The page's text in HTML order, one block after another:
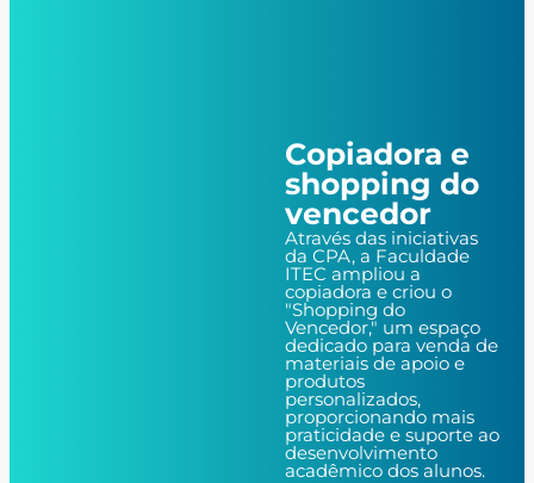
Copiadora e
shopping do
vencedor
Através das iniciativas
da CPA, a Faculdade
ITEC ampliou a
copiadora e criou o
"Shopping do
Vencedor," um espaço
dedicado para venda de
materiais de apoio e
produtos
personalizados,
proporcionando mais
praticidade e suporte ao
desenvolvimento
acadêmico dos alunos.